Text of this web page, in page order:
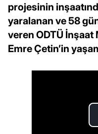
projesinin
yaralanan ve 58
veren ODTÜ
Emre Çetin’in